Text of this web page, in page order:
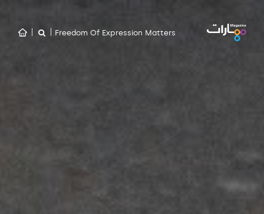
Freedom Of Expression Matters